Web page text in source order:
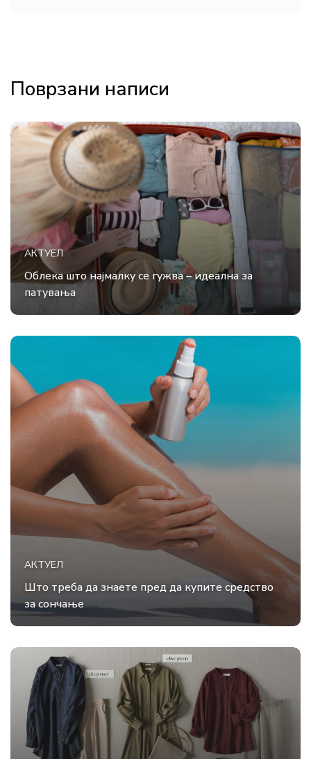
Поврзани написи
АКТУЕЛ
Облека што најмалку се гужва – идеална за
патувања
АКТУЕЛ
Што треба да знаете пред да купите средство
за сончање